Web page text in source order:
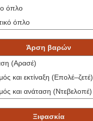
όπλο
όπλο
Άρση βαρών
(Αρασέ)
και εκτίναξη (Επολέ–ζετέ)
και ανάταση (Ντεβελοπέ)
Ξιφασκία